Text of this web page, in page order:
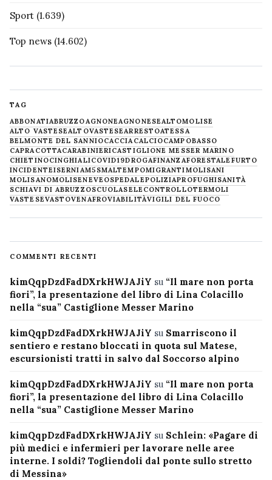
Sport (1.639)
Top news (14.602)
TAG
ABBONATIABRUZZOAGNONEAGNONESEALTOMOLISE
ALTO VASTESEALTOVASTESEARRESTOATESSA
BELMONTE DEL SANNIOCACCIA CALCIOCAMPOBASSO
CAPRACOTTACARABINIERICASTIGLIONE MESSER MARINO
CHIETINOCINGHIALICOVID19DROGAFINANZAFORESTALE FURTO
INCIDENTEISERNIAM5SMALTEMPOMIGRANTIMOLISANI
MOLISANOMOLISENEVE OSPEDALEPOLIZIAPROFUGHISANITÀ
SCHIAVI DI ABRUZZOSCUOLASELECONTROLLOTERMOLI
VASTESEVASTOVENAFROVIABILITÀVIGILI DEL FUOCO
COMMENTI RECENTI
kimQqpDzdFadDXrkHWJAJiY su “Il mare non porta
fiori”, la presentazione del libro di Lina Colacillo
nella “sua” Castiglione Messer Marino
kimQqpDzdFadDXrkHWJAJiY su Smarriscono il
sentiero e restano bloccati in quota sul Matese,
escursionisti tratti in salvo dal Soccorso alpino
kimQqpDzdFadDXrkHWJAJiY su “Il mare non porta
fiori”, la presentazione del libro di Lina Colacillo
nella “sua” Castiglione Messer Marino
kimQqpDzdFadDXrkHWJAJiY su Schlein: «Pagare di
più medici e infermieri per lavorare nelle aree
interne. I soldi? Togliendoli dal ponte sullo stretto
di Messina»